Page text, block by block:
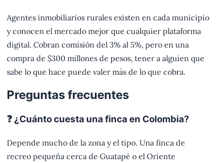
Agentes inmobiliarios rurales existen en cada municipio
y conocen el mercado mejor que cualquier plataforma
digital. Cobran comisión del 3% al 5%, pero en una
compra de $300 millones de pesos, tener a alguien que
sabe lo que hace puede valer más de lo que cobra.
Preguntas frecuentes
❓ ¿Cuánto cuesta una finca en Colombia?
Depende mucho de la zona y el tipo. Una finca de
recreo pequeña cerca de Guatapé o el Oriente